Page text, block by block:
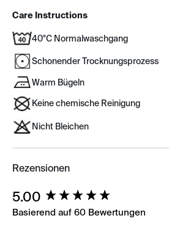
Care Instructions
40°C Normalwaschgang
Schonender Trocknungsprozess
Warm Bügeln
Keine chemische Reinigung
Nicht Bleichen
Rezensionen
5.00
Basierend auf 60 Bewertungen
New content loaded